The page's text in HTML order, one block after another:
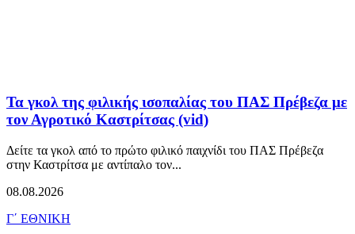
Τα γκολ της φιλικής ισοπαλίας του ΠΑΣ Πρέβεζα με
τον Αγροτικό Καστρίτσας (vid)
Δείτε τα γκολ από το πρώτο φιλικό παιχνίδι του ΠΑΣ Πρέβεζα
στην Καστρίτσα με αντίπαλο τον...
08.08.2026
Γ΄ ΕΘΝΙΚΗ